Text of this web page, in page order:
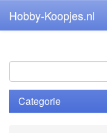
Hobby-Koopjes.nl
Categorie